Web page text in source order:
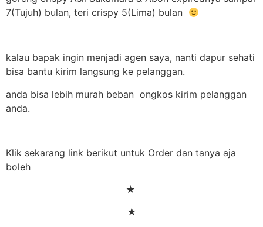
7(Tujuh) bulan, teri crispy 5(Lima) bulan
kalau bapak ingin menjadi agen saya, nanti dapur sehati
bisa bantu kirim langsung ke pelanggan.
anda bisa lebih murah beban ongkos kirim pelanggan
anda.
Klik sekarang link berikut untuk Order dan tanya aja
boleh
★
★